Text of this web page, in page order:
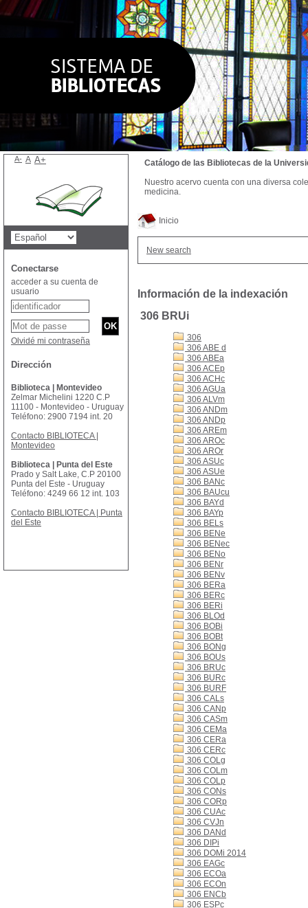
Inicio
New search
Información de la indexación
306 BRUi
306
306 ABE d
306 ABEa
306 ACEp
306 ACHc
306 AGUa
306 ALVm
306 ANDm
306 ANDp
306 AREm
306 AROc
306 AROr
306 ASUc
306 ASUe
306 BANc
306 BAUcu
306 BAYd
306 BAYp
306 BELs
306 BENe
306 BENec
306 BENo
306 BENr
306 BENv
306 BERa
306 BERc
306 BERi
306 BLOd
306 BOBi
306 BOBt
306 BONg
306 BOUs
306 BRUc
306 BURc
306 BURF
306 CALs
306 CANp
306 CASm
306 CEMa
306 CERa
306 CERc
306 COLg
306 COLm
306 COLp
306 CONs
306 CORp
306 CUAc
306 CVJn
306 DANd
306 DIPi
306 DOMi 2014
306 EAGc
306 ECOa
306 ECOn
306 ENCb
306 ESPc
Catálogo de las Bibliotecas de la
Nuestro acervo cuenta con una diversa
medicina.
A- A A+
Conectarse
acceder a su cuenta de
usuario
Olvidé mi contraseña
Dirección
Biblioteca | Montevideo
Zelmar Michelini 1220 C.P
11100 - Montevideo - Uruguay
Teléfono: 2900 7194 int. 20
Contacto BIBLIOTECA |
Montevideo
Biblioteca | Punta del Este
Prado y Salt Lake, C.P 20100
Punta del Este - Uruguay
Teléfono: 4249 66 12 int. 103
Contacto BIBLIOTECA | Punta
del Este